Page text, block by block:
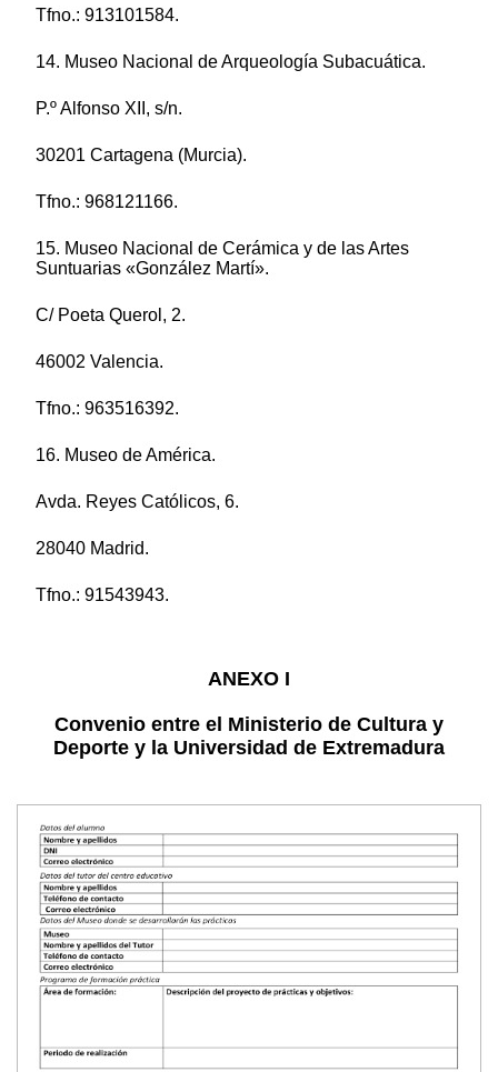
Tfno.: 913101584.
14. Museo Nacional de Arqueología Subacuática.
P.º Alfonso XII, s/n.
30201 Cartagena (Murcia).
Tfno.: 968121166.
15. Museo Nacional de Cerámica y de las Artes
Suntuarias «González Martí».
C/ Poeta Querol, 2.
46002 Valencia.
Tfno.: 963516392.
16. Museo de América.
Avda. Reyes Católicos, 6.
28040 Madrid.
Tfno.: 91543943.
ANEXO I
Convenio entre el Ministerio de Cultura y
Deporte y la Universidad de Extremadura